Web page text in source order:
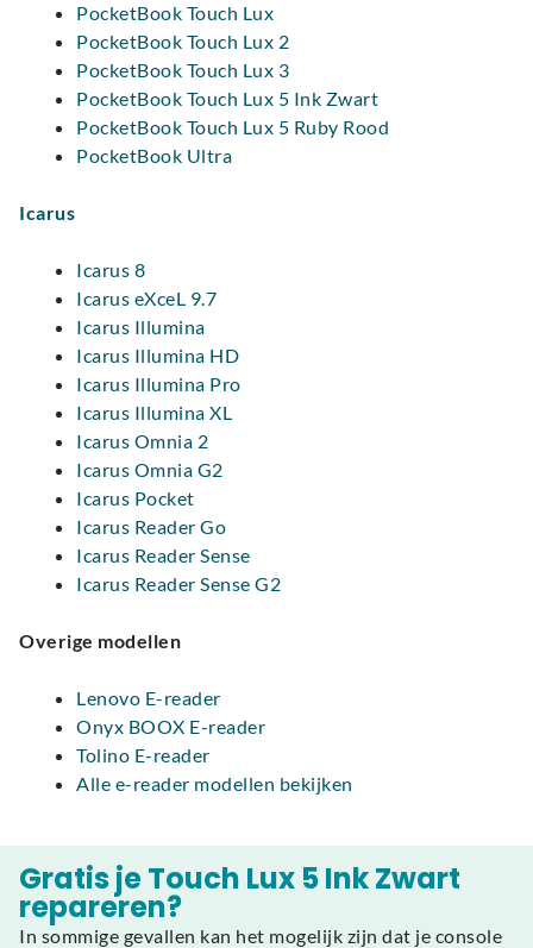
PocketBook Touch Lux
PocketBook Touch Lux 2
PocketBook Touch Lux 3
PocketBook Touch Lux 5 Ink Zwart
PocketBook Touch Lux 5 Ruby Rood
PocketBook Ultra
Icarus
Icarus 8
Icarus eXceL 9.7
Icarus Illumina
Icarus Illumina HD
Icarus Illumina Pro
Icarus Illumina XL
Icarus Omnia 2
Icarus Omnia G2
Icarus Pocket
Icarus Reader Go
Icarus Reader Sense
Icarus Reader Sense G2
Overige modellen
Lenovo E-reader
Onyx BOOX E-reader
Tolino E-reader
Alle e-reader modellen bekijken
Gratis je Touch Lux 5 Ink Zwart
repareren?
In sommige gevallen kan het mogelijk zijn dat je console